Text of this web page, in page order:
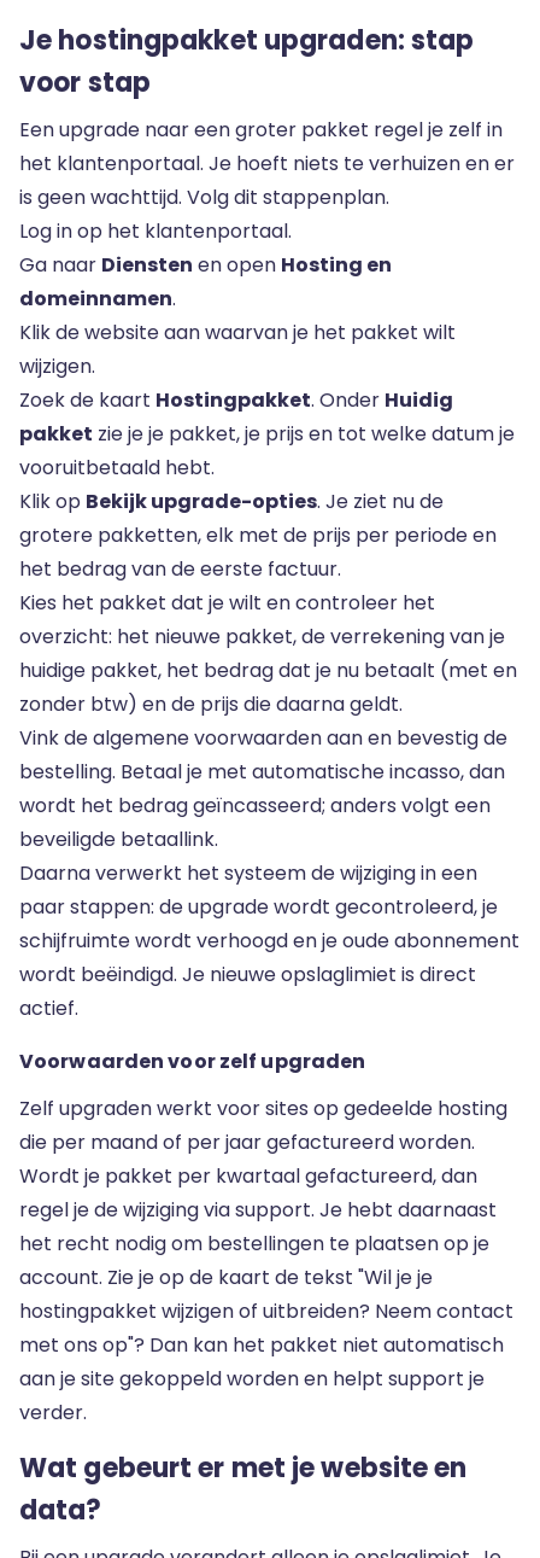
Je hostingpakket upgraden: stap
voor stap
Een upgrade naar een groter pakket regel je zelf in
het klantenportaal. Je hoeft niets te verhuizen en er
is geen wachttijd. Volg dit stappenplan.
Log in op het klantenportaal.
Ga naar Diensten en open Hosting en
domeinnamen.
Klik de website aan waarvan je het pakket wilt
wijzigen.
Zoek de kaart Hostingpakket. Onder Huidig
pakket zie je je pakket, je prijs en tot welke datum je
vooruitbetaald hebt.
Klik op Bekijk upgrade-opties. Je ziet nu de
grotere pakketten, elk met de prijs per periode en
het bedrag van de eerste factuur.
Kies het pakket dat je wilt en controleer het
overzicht: het nieuwe pakket, de verrekening van je
huidige pakket, het bedrag dat je nu betaalt (met en
zonder btw) en de prijs die daarna geldt.
Vink de algemene voorwaarden aan en bevestig de
bestelling. Betaal je met automatische incasso, dan
wordt het bedrag geïncasseerd; anders volgt een
beveiligde betaallink.
Daarna verwerkt het systeem de wijziging in een
paar stappen: de upgrade wordt gecontroleerd, je
schijfruimte wordt verhoogd en je oude abonnement
wordt beëindigd. Je nieuwe opslaglimiet is direct
actief.
Voorwaarden voor zelf upgraden
Zelf upgraden werkt voor sites op gedeelde hosting
die per maand of per jaar gefactureerd worden.
Wordt je pakket per kwartaal gefactureerd, dan
regel je de wijziging via support. Je hebt daarnaast
het recht nodig om bestellingen te plaatsen op je
account. Zie je op de kaart de tekst "Wil je je
hostingpakket wijzigen of uitbreiden? Neem contact
met ons op"? Dan kan het pakket niet automatisch
aan je site gekoppeld worden en helpt support je
verder.
Wat gebeurt er met je website en
data?